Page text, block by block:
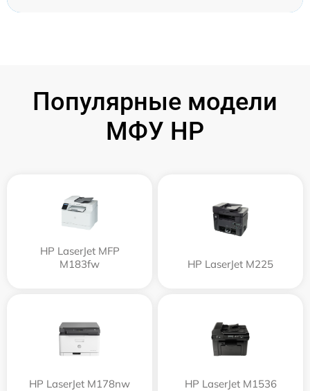
Популярные модели
МФУ HP
HP LaserJet MFP
M183fw
HP LaserJet M225
HP LaserJet M178nw HP LaserJet M1536